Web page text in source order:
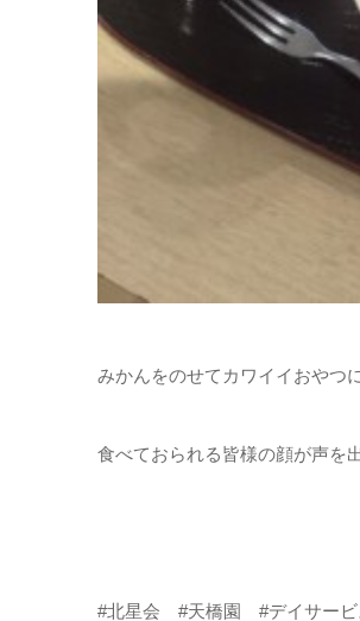
みかんをのせてカワイイおやつ
食べておられる皆様の顔が声を
#北星会 #天橋園 #デイサー